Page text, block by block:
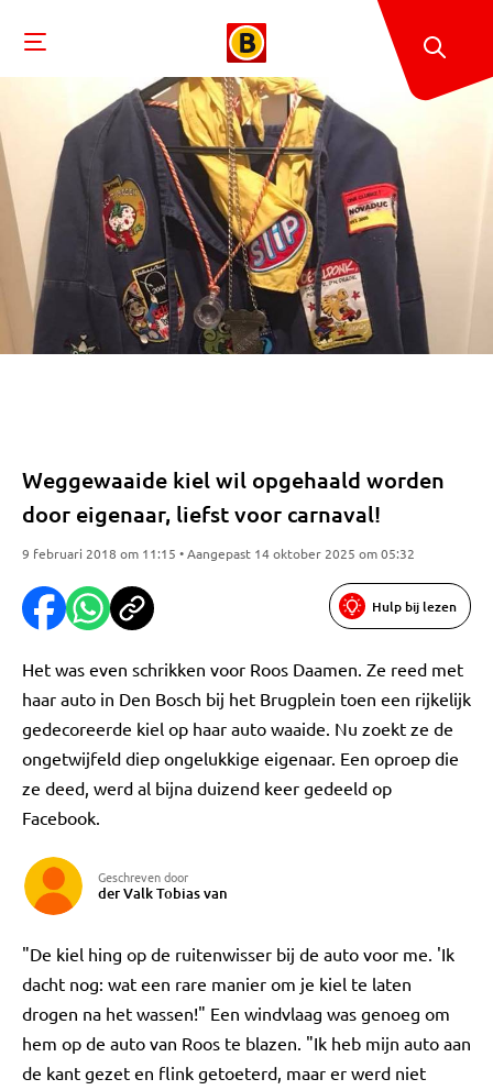
Weggewaaide kiel wil opgehaald worden
door eigenaar, liefst voor carnaval!
9 februari 2018 om 11:15 • Aangepast 14 oktober 2025 om 05:32
Hulp bij lezen
Het was even schrikken voor Roos Daamen. Ze reed met
haar auto in Den Bosch bij het Brugplein toen een rijkelijk
gedecoreerde kiel op haar auto waaide. Nu zoekt ze de
ongetwijfeld diep ongelukkige eigenaar. Een oproep die
ze deed, werd al bijna duizend keer gedeeld op
Facebook.
Geschreven door
der Valk Tobias van
"De kiel hing op de ruitenwisser bij de auto voor me. 'Ik
dacht nog: wat een rare manier om je kiel te laten
drogen na het wassen!" Een windvlaag was genoeg om
hem op de auto van Roos te blazen. "Ik heb mijn auto aan
de kant gezet en flink getoeterd, maar er werd niet